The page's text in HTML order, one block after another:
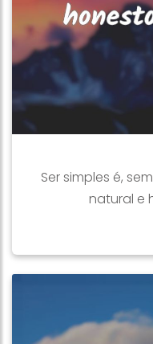
Ser simples é,
natural e